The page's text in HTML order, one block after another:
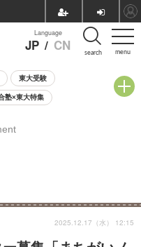
menu
Language
JP / CN search
東大受験
塾×東大特集
相談会
2025.12.17（水） 12:15